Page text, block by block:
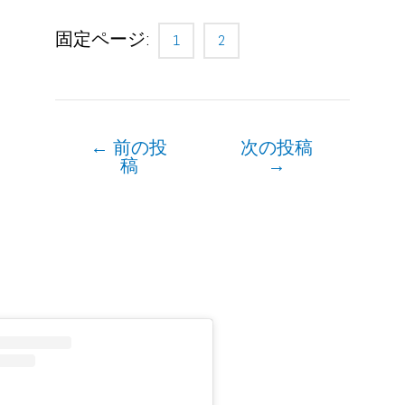
固定ページ: 1 2
← 前の投
稿
次の投稿
→